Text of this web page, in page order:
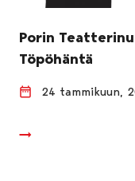
Porin
Töpöhäntä
24 tammikuun,